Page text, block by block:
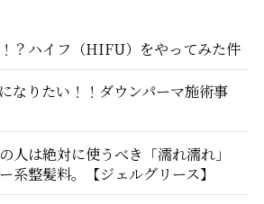
？ハイフ（HIFU）をやってみた件
なりたい！！ダウンパーマ施術事
人は絶対に使うべき「濡れ濡れ」
系整髪料。【ジェルグリース】